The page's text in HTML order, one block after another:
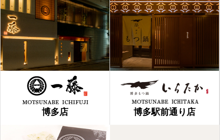
博多店 博多駅前通り店